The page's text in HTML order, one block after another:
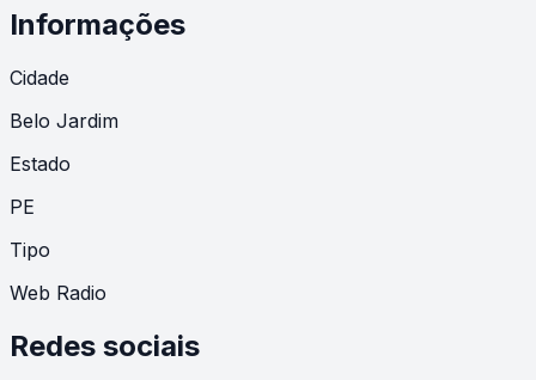
Informações
Cidade
Belo Jardim
Estado
PE
Tipo
Web Radio
Redes sociais